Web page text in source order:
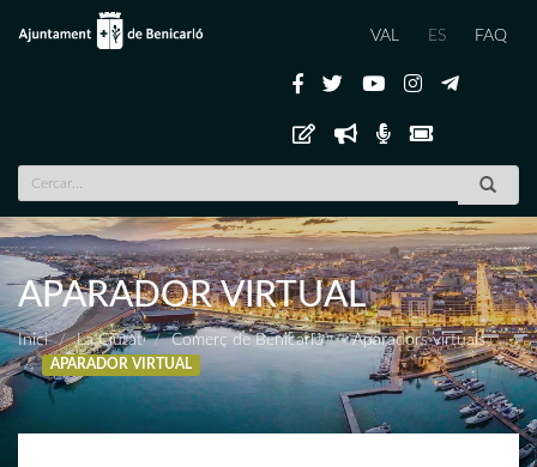
VAL ES FAQ
APARADOR VIRTUAL
Inici La Ciutat Comerç de Benicarló Aparadors virtuals
APARADOR VIRTUAL